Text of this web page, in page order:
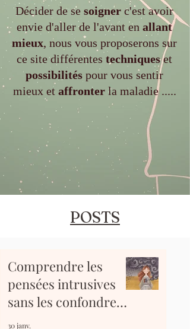
Décider de se soigner c'est avoir
envie d'aller de l'avant en allant
mieux, nous vous proposerons sur
ce site différentes techniqueset
possibilités pour vous sentir
mieux et affronter la maladie .....
POSTS
Comprendre les
pensées intrusives
sans les confondre
avec soi
30 janv.